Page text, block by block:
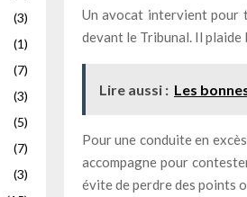
Un avocat intervient pour
devant le Tribunal. Il plaide
Lire aussi : Les
Pour une conduite en
accompagne pour
évite de perdre des points
(3)
(1)
(7)
(3)
(5)
(7)
(3)